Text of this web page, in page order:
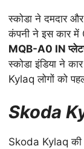
स्कोडा ने दमदार
कंपनी ने इस कार में
MQB-A0 IN
स्कोडा इंडिया ने
Kylaq लोगों को
Skoda
Skoda Kylaq की